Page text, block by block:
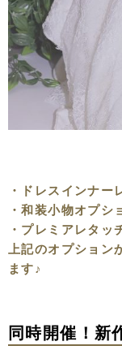
・ドレスインナー
・和装小物オプシ
・プレミアレタッ
上記のオプショ
ます♪
同時開催！新